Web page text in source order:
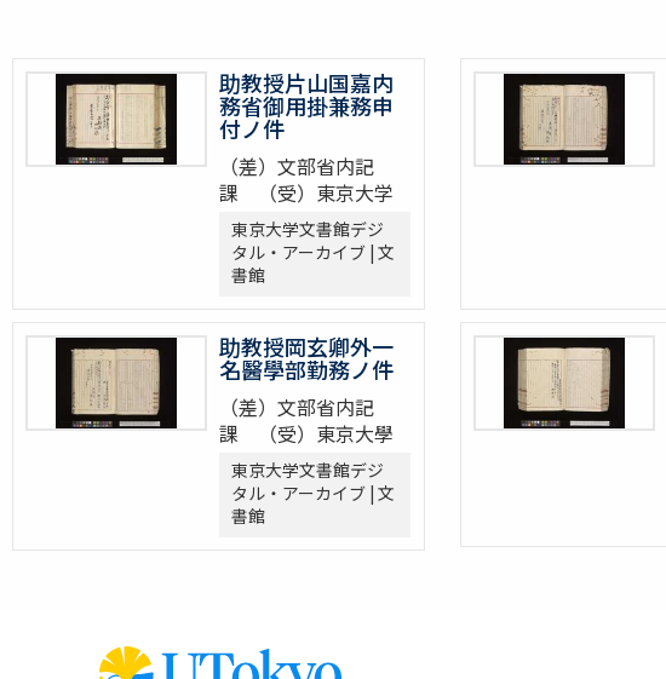
助教授片山国嘉内
務省御用掛兼務申
付ノ件
（差）文部省内記
課 （受）東京大学
東京大学文書館デジ
タル・アーカイブ | 文
書館
助教授岡玄卿外一
名醫學部勤務ノ件
（差）文部省内記
課 （受）東京大學
東京大学文書館デジ
タル・アーカイブ | 文
書館